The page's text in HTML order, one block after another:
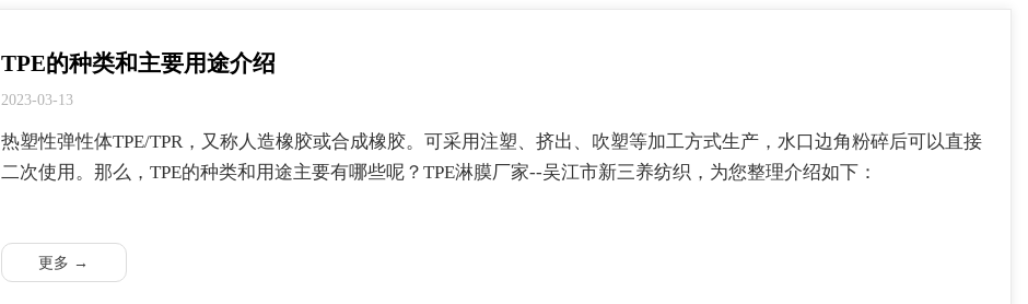
TPE的种类和主要用途介绍
2023-03-13
热塑性弹性体TPE/TPR，又称人造橡胶或合成橡胶。可采用注塑、挤出、吹塑等加工方式生产，水口边角粉碎后可以直接
二次使用。那么，TPE的种类和用途主要有哪些呢？TPE淋膜厂家--吴江市新三养纺织，为您整理介绍如下：
更多 →